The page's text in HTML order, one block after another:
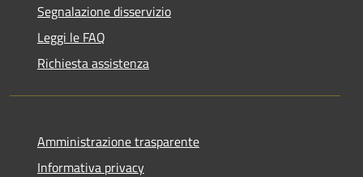
Segnalazione disservizio
Leggi le FAQ
Richiesta assistenza
Amministrazione trasparente
Informativa privacy